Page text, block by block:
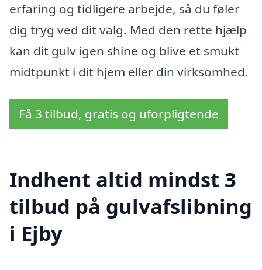
erfaring og tidligere arbejde, så du føler
dig tryg ved dit valg. Med den rette hjælp
kan dit gulv igen shine og blive et smukt
midtpunkt i dit hjem eller din virksomhed.
Få 3 tilbud, gratis og uforpligtende
Indhent altid mindst 3
tilbud på gulvafslibning
i Ejby